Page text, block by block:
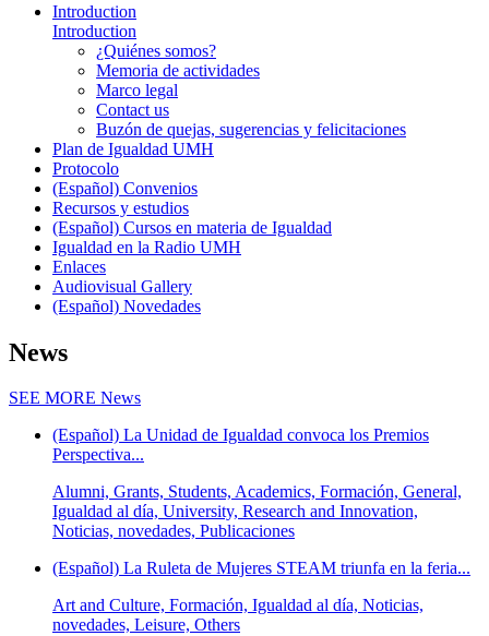
Introduction
Introduction
¿Quiénes somos?
Memoria de actividades
Marco legal
Contact us
Buzón de quejas, sugerencias y felicitaciones
Plan de Igualdad UMH
Protocolo
(Español) Convenios
Recursos y estudios
(Español) Cursos en materia de Igualdad
Igualdad en la Radio UMH
Enlaces
Audiovisual Gallery
(Español) Novedades
News
SEE MORE News
(Español) La Unidad de Igualdad convoca los Premios
Perspectiva...
Alumni, Grants, Students, Academics, Formación, General,
Igualdad al día, University, Research and Innovation,
Noticias, novedades, Publicaciones
(Español) La Ruleta de Mujeres STEAM triunfa en la feria...
Art and Culture, Formación, Igualdad al día, Noticias,
novedades, Leisure, Others